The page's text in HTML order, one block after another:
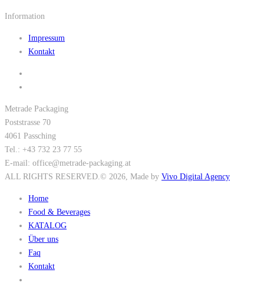
Information
Impressum
Kontakt
Metrade Packaging
Poststrasse 70
4061 Passching
Tel.: +43 732 23 77 55
E-mail: office@metrade-packaging.at
ALL RIGHTS RESERVED.© 2026, Made by Vivo Digital Agency
Home
Food & Beverages
KATALOG
Über uns
Faq
Kontakt